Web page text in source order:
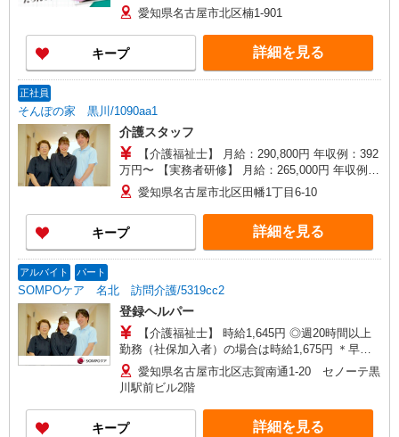
愛知県名古屋市北区楠1-901
キープ 詳細を見る
正社員
そんぽの家 黒川/1090aa1
介護スタッフ
【介護福祉士】 月給：290,800円 年収例：392
万円〜 【実務者研修】 月給：265,000円 年収例：
360万円〜 【初任者研修・無資格】 月給：
249,300円 年収例：337万円〜 ※職務手当、働き
がい向上手当、日祝手当（月平均2回分）、夜勤手
当（月平均5回分）等、毎月平均的に支払われる手
当を含みます。 ※介護福祉士のみ、特別職務手当
分〜） ◎賞与 基本給2.08ヶ月分/年支給
愛知県名古屋市北区田幡1丁目6-10
キープ 詳細を見る
アルバイト パート
SOMPOケア 名北 訪問介護/5319cc2
登録ヘルパー
【介護福祉士】 時給1,645円 ◎週20時間以上
勤務（社保加入者）の場合は時給1,675円 ＊早朝
夜間（〜8:00、18:00〜）：時給2,056円〜 ＊日曜
祝日：時給1,945円〜 【実務者研修・初任者研修
（ヘルパー1級・2級）】 時給1,565円 ◎週20時間
以上勤務（社保加入者）の場合は時給1,595円 ＊
早朝夜間（〜8:00、18:00〜）：時給1,956円〜 ＊
愛知県名古屋市北区志賀南通1-20 セノーテ黒
川駅前ビル2階
キープ 詳細を見る